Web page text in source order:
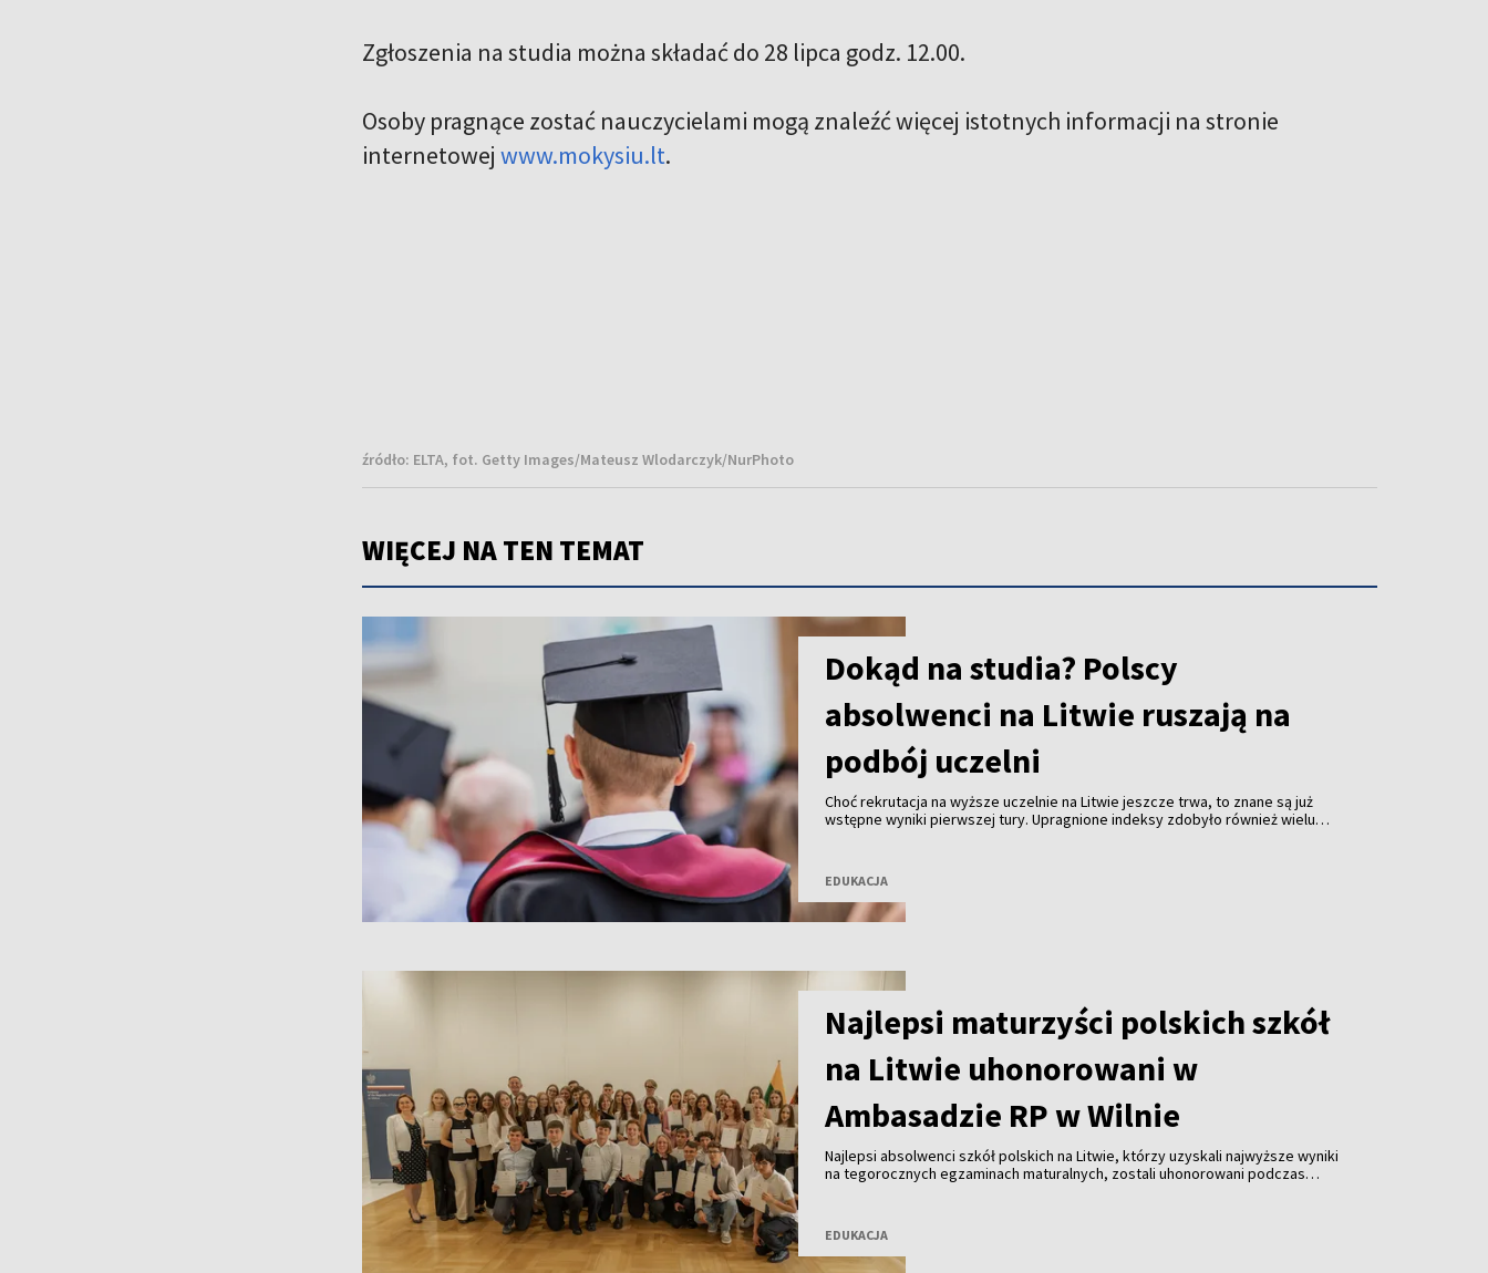
Zgłoszenia na studia można składać do 28 lipca godz. 12.00.
Osoby pragnące zostać nauczycielami mogą znaleźć więcej istotnych informacji na stronie
internetowej www.mokysiu.lt.
źródło: ELTA, fot. Getty Images/Mateusz Wlodarczyk/NurPhoto
WIĘCEJ NA TEN TEMAT
Dokąd na studia? Polscy
absolwenci na Litwie ruszają na
podbój uczelni
Choć rekrutacja na wyższe uczelnie na Litwie jeszcze trwa, to znane są już
wstępne wyniki pierwszej tury. Upragnione indeksy zdobyło również wielu
EDUKACJA
Najlepsi maturzyści polskich szkół
na Litwie uhonorowani w
Ambasadzie RP w Wilnie
Najlepsi absolwenci szkół polskich na Litwie, którzy uzyskali najwyższe wyniki
na tegorocznych egzaminach maturalnych, zostali uhonorowani podczas
EDUKACJA